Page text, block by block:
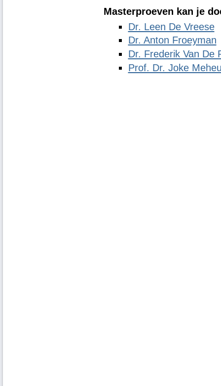
Masterproeven kan je
Dr. Leen De Vreese
Dr. Anton Froeyman
Dr. Frederik Van De
Prof. Dr. Joke